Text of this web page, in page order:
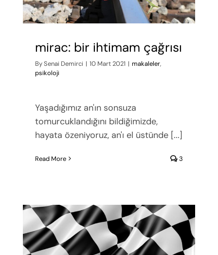
mirac: bir ihtimam çağrısı
BySenai Demirci | 10 Mart 2021 | makaleler,
psikoloji
Yaşadığımız an'ın sonsuza
tomurcuklandığını bildiğimizde,
hayata özeniyoruz, an'ı el üstünde [...]
Read More 3